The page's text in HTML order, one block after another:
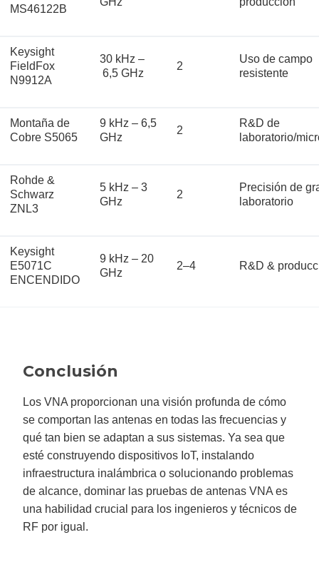
MS46122B
Keysight
FieldFox
N9912A
30 kHz –
6,5 GHz
2
Uso de campo
resistente
Montaña de
Cobre S5065
9 kHz – 6,5
GHz
2
R&D de
laboratorio/
Rohde &
Schwarz
ZNL3
5 kHz – 3
GHz
2
Precisión de
laboratorio
Keysight
E5071C
ENCENDIDO
9 kHz – 20
GHz
2–4 R&D &
Conclusión
Los VNA proporcionan una visión profunda de cómo
se comportan las antenas en todas las frecuencias y
qué tan bien se adaptan a sus sistemas. Ya sea que
esté construyendo dispositivos IoT, instalando
infraestructura inalámbrica o solucionando problemas
de alcance, dominar las pruebas de antenas VNA es
una habilidad crucial para los ingenieros y técnicos de
RF por igual.